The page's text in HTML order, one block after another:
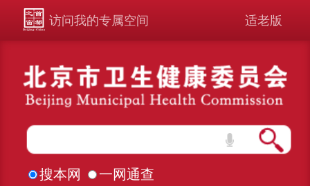
访问我的专属空间 适老版
搜本网 一网通查